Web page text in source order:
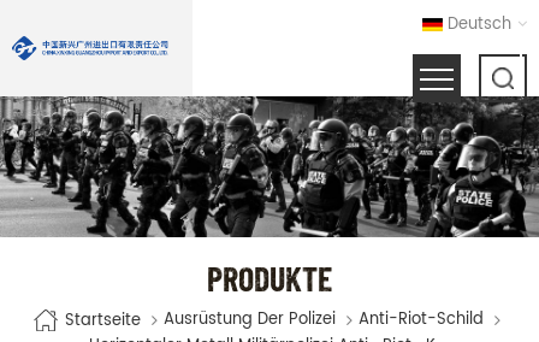
Deutsch
PRODUKTE
Startseite Ausrüstung Der Polizei
Anti-Riot-Schild